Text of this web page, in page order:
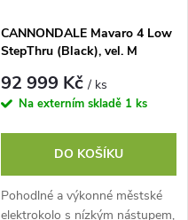
CANNONDALE Mavaro 4 Low
StepThru (Black), vel. M
92 999 Kč/ ks
Na externím skladě 1 ks
DO KOŠÍKU
Pohodlné a výkonné městské
elektrokolo s nízkým nástupem,